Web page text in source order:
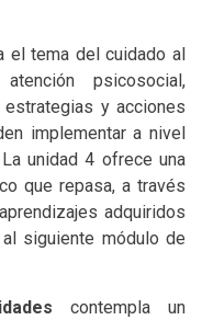
el tema del cuidado al
psicosocial,
y acciones
implementar a nivel
unidad 4 ofrece una
que repasa, a través
adquiridos
siguiente módulo de
contempla un